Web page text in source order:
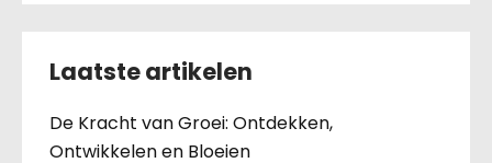
Laatste artikelen
De Kracht van Groei: Ontdekken,
Ontwikkelen en Bloeien